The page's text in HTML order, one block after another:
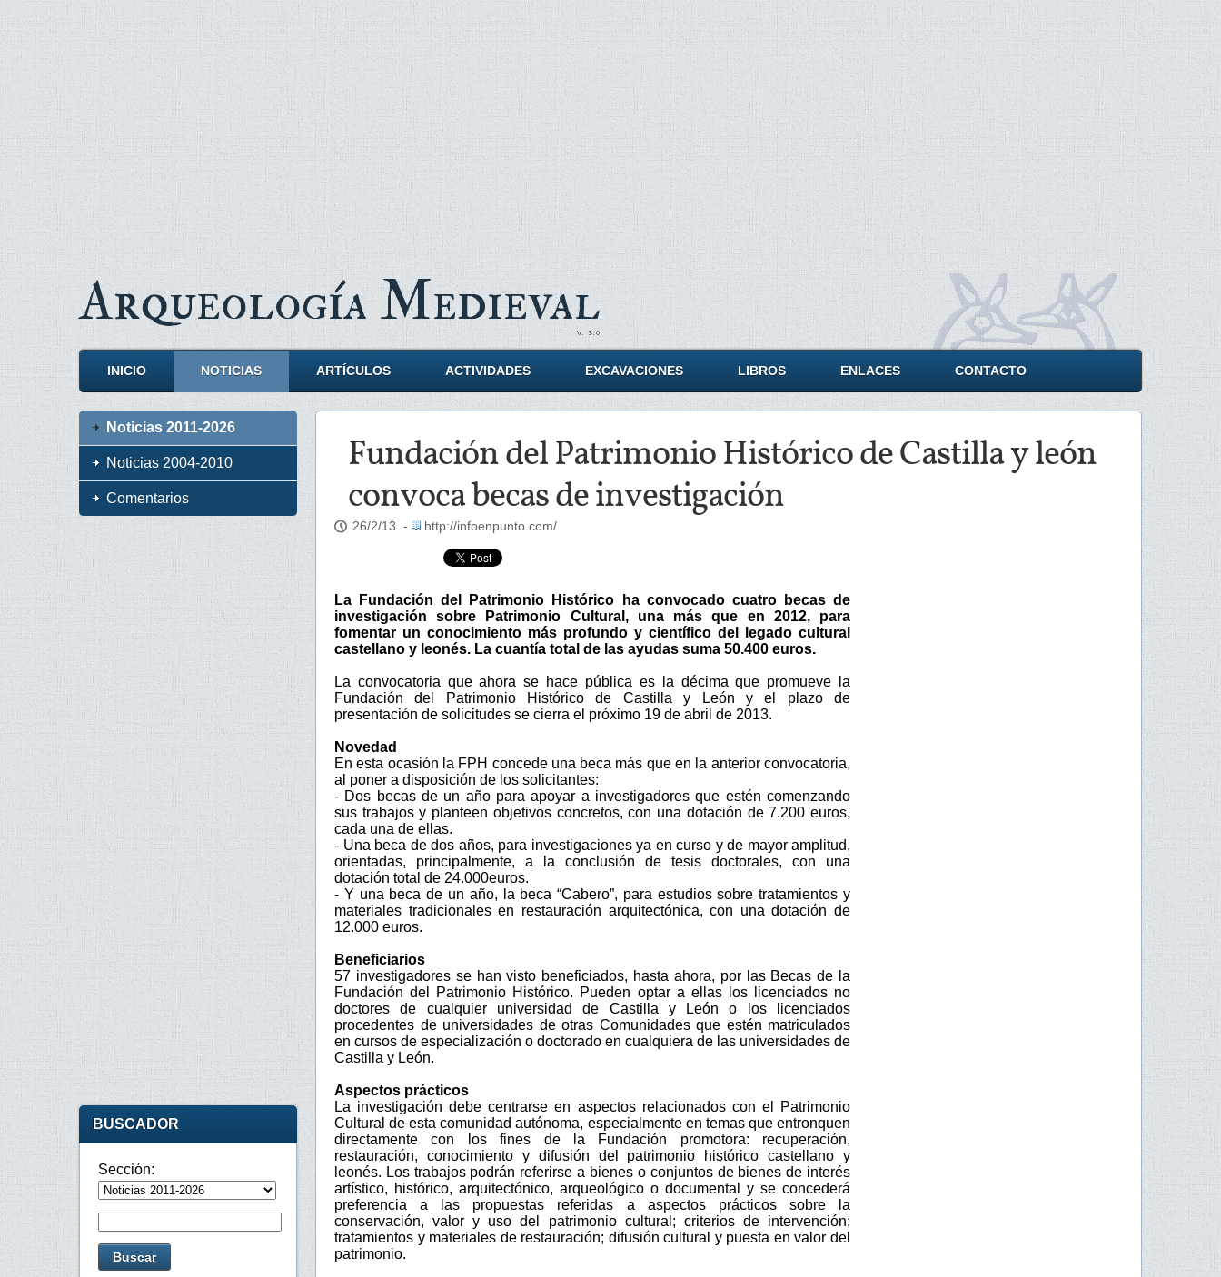
ArqueologíaMedieval
INICIO NOTICIAS ARTÍCULOS ACTIVIDADES EXCAVACIONES LIBROS ENLACES CONTACTO
Fundación del Patrimonio Histórico de Castilla y león
convoca becas de investigación
26/2/13 .- http://infoenpunto.com/
La Fundación del Patrimonio Histórico ha convocado cuatro becas de
investigación sobre Patrimonio Cultural, una más que en 2012, para
fomentar un conocimiento más profundo y científico del legado cultural
castellano y leonés. La cuantía total de las ayudas suma 50.400 euros.
La convocatoria que ahora se hace pública es la décima que promueve la
Fundación del Patrimonio Histórico de Castilla y León y el plazo de
presentación de solicitudes se cierra el próximo 19 de abril de 2013.
Novedad
En esta ocasión la FPH concede una beca más que en la anterior convocatoria,
al poner a disposición de los solicitantes:
- Dos becas de un año para apoyar a investigadores que estén comenzando
sus trabajos y planteen objetivos concretos, con una dotación de 7.200 euros,
cada una de ellas.
- Una beca de dos años, para investigaciones ya en curso y de mayor amplitud,
orientadas, principalmente, a la conclusión de tesis doctorales, con una
dotación total de 24.000euros.
- Y una beca de un año, la beca “Cabero”, para estudios sobre tratamientos y
materiales tradicionales en restauración arquitectónica, con una dotación de
12.000 euros.
Beneficiarios
57 investigadores se han visto beneficiados, hasta ahora, por las Becas de la
Fundación del Patrimonio Histórico. Pueden optar a ellas los licenciados no
doctores de cualquier universidad de Castilla y León o los licenciados
procedentes de universidades de otras Comunidades que estén matriculados
en cursos de especialización o doctorado en cualquiera de las universidades de
Castilla y León.
Aspectos prácticos
La investigación debe centrarse en aspectos relacionados con el Patrimonio
Cultural de esta comunidad autónoma, especialmente en temas que entronquen
directamente con los fines de la Fundación promotora: recuperación,
restauración, conocimiento y difusión del patrimonio histórico castellano y
leonés. Los trabajos podrán referirse a bienes o conjuntos de bienes de interés
artístico, histórico, arquitectónico, arqueológico o documental y se concederá
preferencia a las propuestas referidas a aspectos prácticos sobre la
conservación, valor y uso del patrimonio cultural; criterios de intervención;
tratamientos y materiales de restauración; difusión cultural y puesta en valor del
patrimonio.
Noticias 2011-2026
Noticias 2004-2010
Comentarios
BUSCADOR
Sección: